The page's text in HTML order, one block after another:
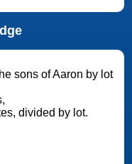
sons of Aaron by lot
divided by lot.